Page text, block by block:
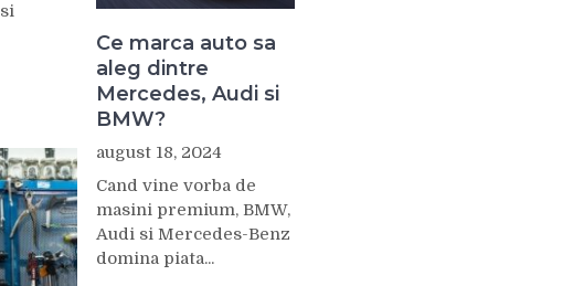
Ce marca auto sa
aleg dintre
Mercedes, Audi si
BMW?
august 18, 2024
Cand vine vorba de
masini premium, BMW,
Audi si Mercedes-Benz
domina piata...